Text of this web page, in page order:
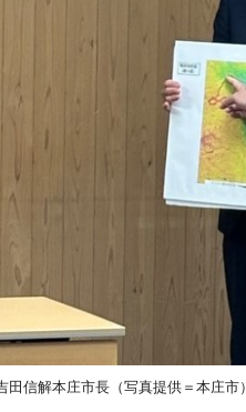
信解本庄市長（写真提供＝本庄市）